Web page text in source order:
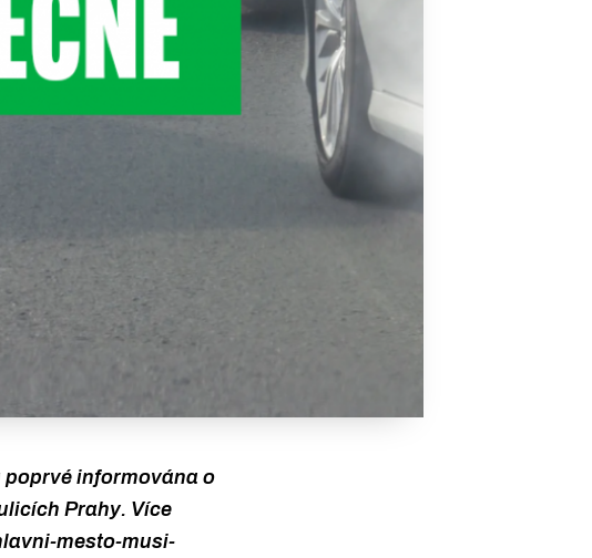
informována o
Prahy. Více
mesto-musi-